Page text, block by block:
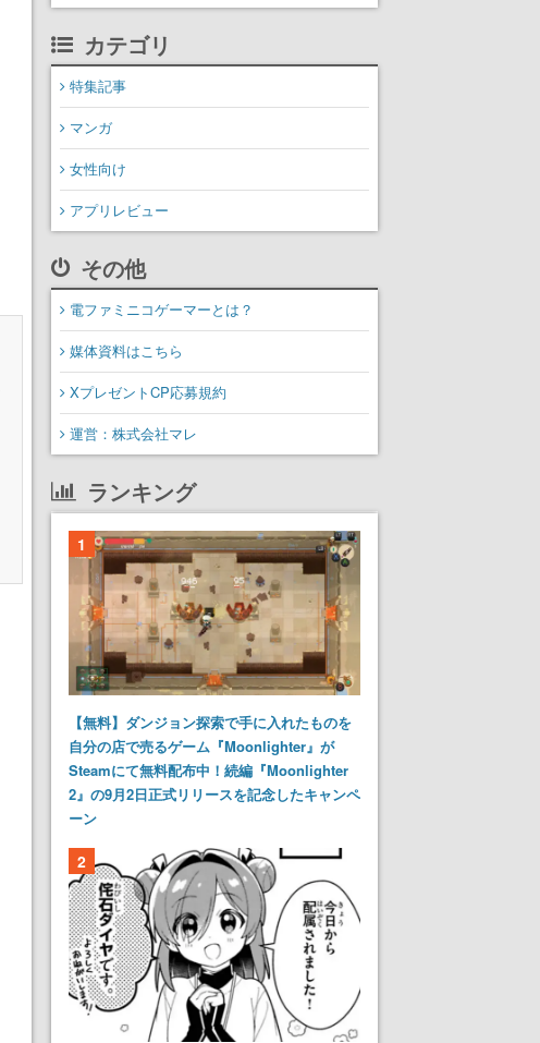
カテゴリ
特集記事
マンガ
女性向け
アプリレビュー
その他
電ファミニコゲーマーとは？
媒体資料はこちら
XプレゼントCP応募規約
運営：株式会社マレ
ランキング
1
【無料】ダンジョン探索で手に入れたものを
自分の店で売るゲーム『Moonlighter』が
Steamにて無料配布中！続編『Moonlighter
2』の9月2日正式リリースを記念したキャンペ
ーン
2